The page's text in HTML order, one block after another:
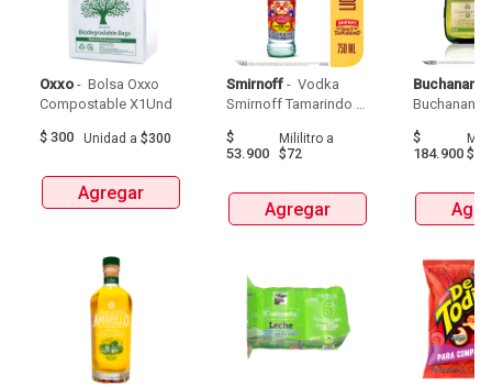
Oxxo - Bolsa Oxxo
$ 300 Unidad a $300
Agregar
Smirnoff - Vodka
Smirnoff Tamarindo
$
53.900
Mililitroa
$72
Agregar
Buchanans
$
184.900